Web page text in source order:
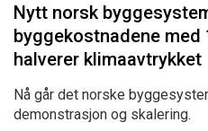
Nytt norsk
byggekostnadene med
halverer klimaavtrykket
Nå går det norske
demonstrasjon og skalering.